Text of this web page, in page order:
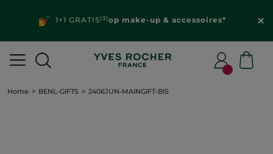
1+1 GRATIS(3)op make-up & accessoires*
Home BENL-GIFTS 2406JUN-MAINGIFT-BIS